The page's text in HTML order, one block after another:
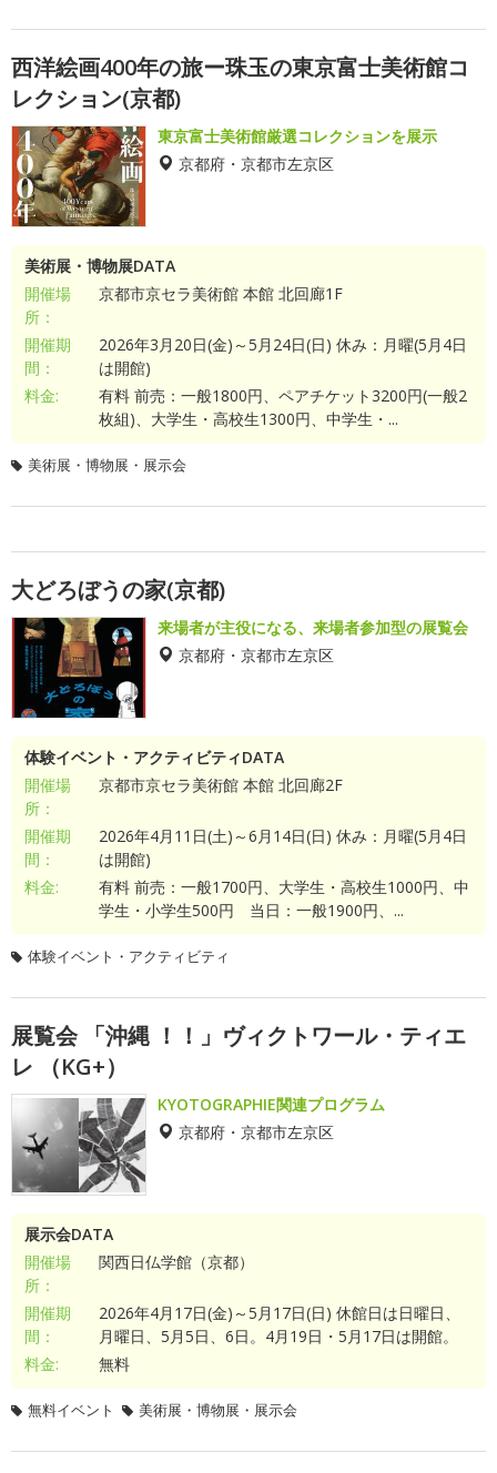
西洋絵画400年の旅ー珠玉の東京富士美術館コ
レクション(京都)
東京富士美術館厳選コレクションを展示
京都府・京都市左京区
美術展・博物展DATA
開催場
所：
京都市京セラ美術館 本館 北回廊1F
開催期
間：
2026年3月20日(金)～5月24日(日) 休み：月曜(5月4日
は開館)
料金:
有料 前売：一般1800円、ペアチケット3200円(一般2
枚組)、大学生・高校生1300円、中学生・...
美術展・博物展・展示会
大どろぼうの家(京都)
来場者が主役になる、来場者参加型の展覧会
京都府・京都市左京区
体験イベント・アクティビティDATA
開催場
所：
京都市京セラ美術館 本館 北回廊2F
開催期
間：
2026年4月11日(土)～6月14日(日) 休み：月曜(5月4日
は開館)
料金:
有料 前売：一般1700円、大学生・高校生1000円、中
学生・小学生500円 当日：一般1900円、...
体験イベント・アクティビティ
展覧会 「沖縄 ！！」ヴィクトワール・ティエ
レ （KG+）
KYOTOGRAPHIE関連プログラム
京都府・京都市左京区
展示会DATA
開催場
所：
関西日仏学館（京都）
開催期
間：
2026年4月17日(金)～5月17日(日) 休館日は日曜日、
月曜日、5月5日、6日。4月19日・5月17日は開館。
料金:
無料
無料イベント 美術展・博物展・展示会